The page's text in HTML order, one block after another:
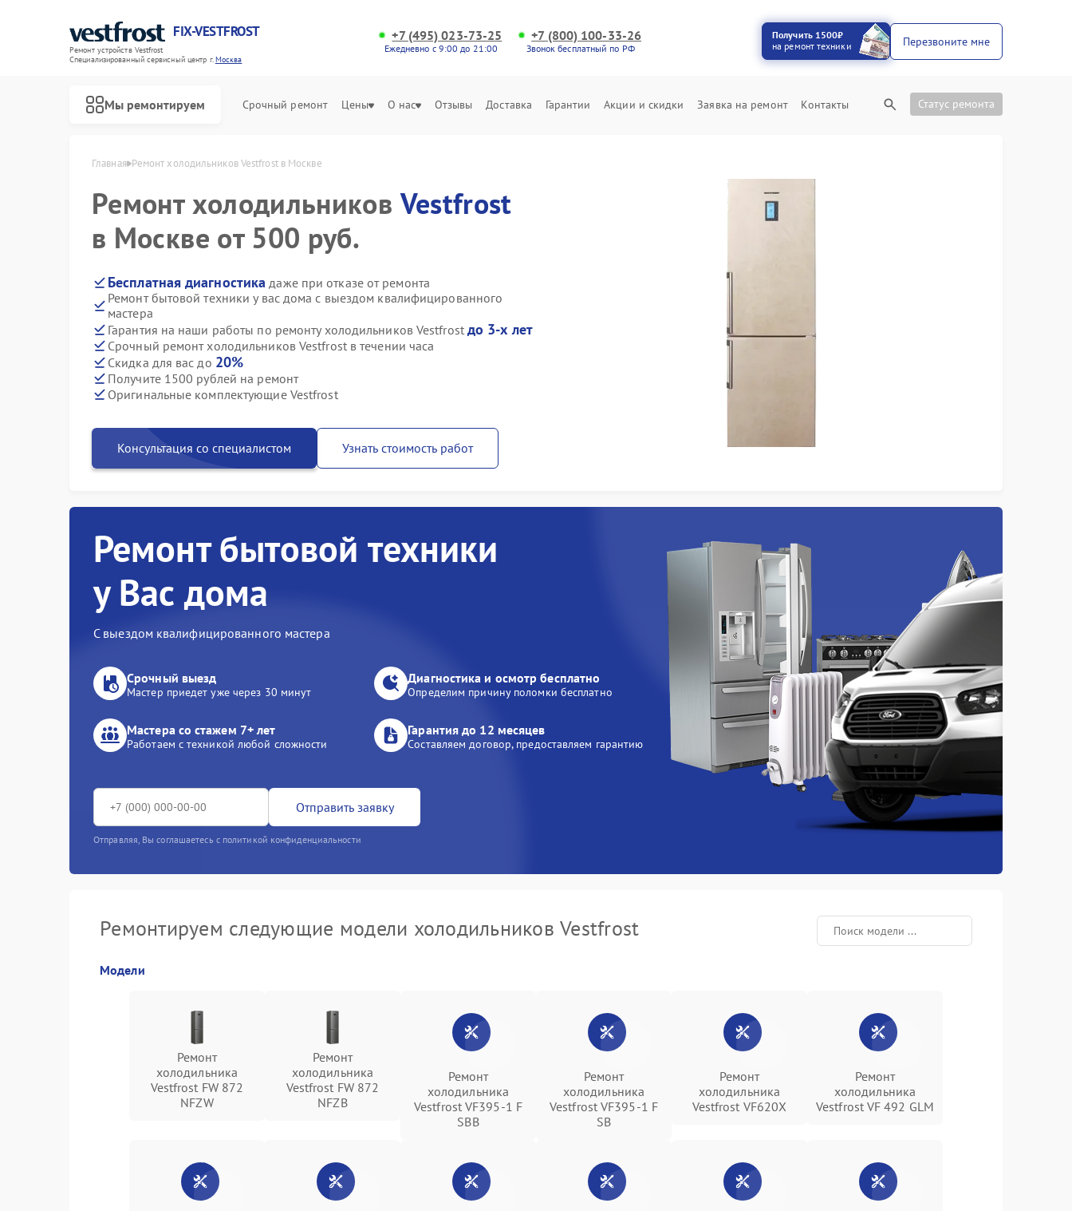
FIX-VESTFROST
Ремонт устройств Vestfrost
Специализированный cервисный центр г.Москва
+7 (495) 023-73-25
Ежедневно с 9:00 до 21:00
+7 (800) 100-33-26
Звонок бесплатный по РФ
Получить 1500₽
на ремонт техники
Перезвоните мне
Мы ремонтируем Срочный ремонт Цены О нас Отзывы Доставка Гарантии Акции и скидки Заявка на ремонт Контакты Статус ремонта
Главная Ремонт холодильников Vestfrost в Москве
Ремонт холодильниковVestfrost
в Москве от 500 руб.
Бесплатная диагностика даже при отказе от ремонта
Ремонт бытовой техники у вас дома с выездом квалифицированного
мастера
Гарантия на наши работы по ремонту холодильников Vestfrost до 3-х лет
Срочный ремонт холодильников Vestfrost в течении часа
Скидка для вас до 20%
Получите 1500 рублей на ремонт
Оригинальные комплектующие Vestfrost
Консультация со специалистом Узнать стоимость работ
Ремонт бытовой техники
у Вас дома
С выездом квалифицированного мастера
Срочный выезд
Мастер приедет уже через 30 минут
Диагностика и осмотр бесплатно
Определим причину поломки бесплатно
Мастера со стажем 7+ лет
Работаем с техникой любой сложности
Гарантия до 12 месяцев
Составляем договор, предоставляем гарантию
Отправить заявку
Отправляя, Вы соглашаетесь с политикой конфиденциальности
Ремонтируем следующие модели холодильников Vestfrost
Модели
Ремонт
холодильника
Vestfrost FW 872
NFZW
Ремонт
холодильника
Vestfrost FW 872
NFZВ
Ремонт
холодильника
Vestfrost VF395-1 F
SBB
Ремонт
холодильника
Vestfrost VF395-1 F
SB
Ремонт
холодильника
Vestfrost VF620X
Ремонт
холодильника
Vestfrost VF 492 GLM